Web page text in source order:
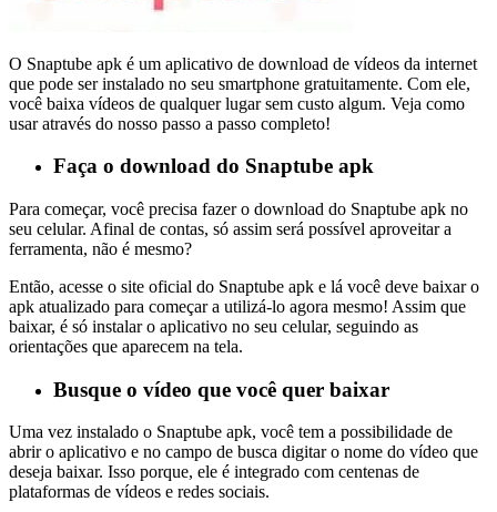
O Snaptube apk é um aplicativo de download de vídeos da internet
que pode ser instalado no seu smartphone gratuitamente. Com ele,
você baixa vídeos de qualquer lugar sem custo algum. Veja como
usar através do nosso passo a passo completo!
Faça o download do Snaptube apk
Para começar, você precisa fazer o download do Snaptube apk no
seu celular. Afinal de contas, só assim será possível aproveitar a
ferramenta, não é mesmo?
Então, acesse o site oficial do Snaptube apk e lá você deve baixar o
apk atualizado para começar a utilizá-lo agora mesmo! Assim que
baixar, é só instalar o aplicativo no seu celular, seguindo as
orientações que aparecem na tela.
Busque o vídeo que você quer baixar
Uma vez instalado o Snaptube apk, você tem a possibilidade de
abrir o aplicativo e no campo de busca digitar o nome do vídeo que
deseja baixar. Isso porque, ele é integrado com centenas de
plataformas de vídeos e redes sociais.